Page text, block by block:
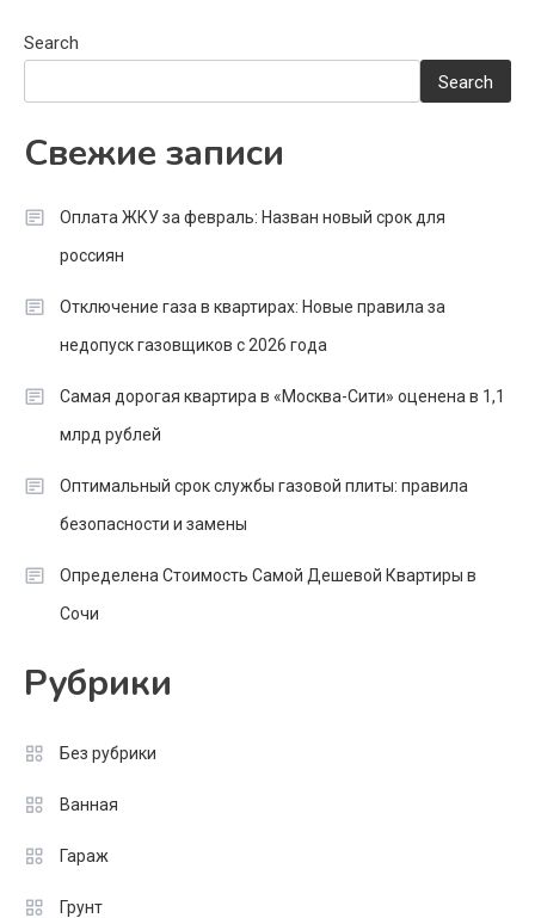
Search
Search
Свежие записи
Оплата ЖКУ за февраль: Назван новый срок для
россиян
Отключение газа в квартирах: Новые правила за
недопуск газовщиков с 2026 года
Самая дорогая квартира в «Москва-Сити» оценена в 1,1
млрд рублей
Оптимальный срок службы газовой плиты: правила
безопасности и замены
Определена Стоимость Самой Дешевой Квартиры в
Сочи
Рубрики
Без рубрики
Ванная
Гараж
Грунт